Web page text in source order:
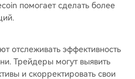
помогает сделать более
отслеживать эффективность
Трейдеры могут выявить
и скорректировать свои